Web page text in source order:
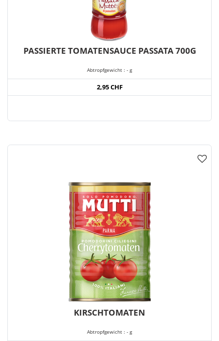
PASSIERTE TOMATENSAUCE PASSATA 700G
Abtropfgewicht : - g
2,95 CHF
KIRSCHTOMATEN
Abtropfgewicht : - g